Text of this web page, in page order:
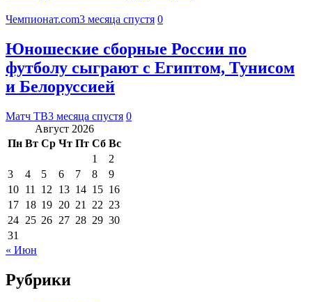
Чемпионат.com3 месяца спустя 0
Юношеские сборные России по
футболу сыграют с Египтом, Тунисом
и Белоруссией
Матч ТВ3 месяца спустя 0
Август 2026
Пн Вт Ср Чт Пт Сб Вс
1
2
3
4 5 6 7 8
9
10 11 12 13 14 15 16
17 18 19 20 21 22 23
24 25 26 27 28 29 30
31
« Июн
Рубрики